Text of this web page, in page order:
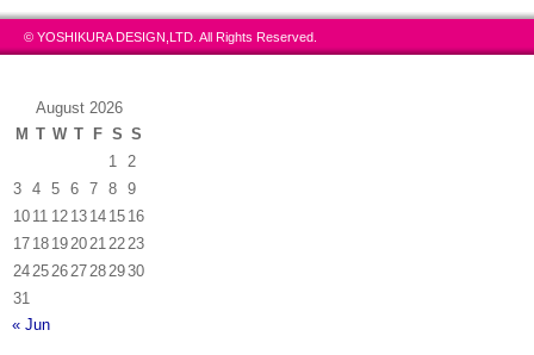
© YOSHIKURA DESIGN,LTD. All Rights Reserved.
August 2026
M T W T F S S
1
2
3
4 5 6 7 8
9
10 11 12 13 14 15 16
17 18 1920212223
24252627282930
31
« Jun